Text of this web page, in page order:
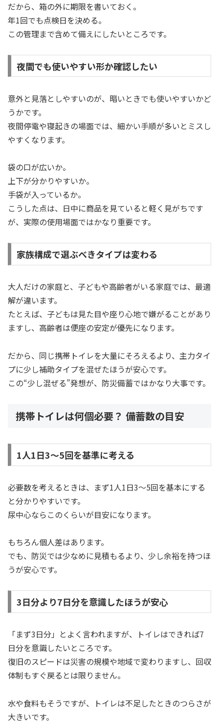
だから、箱の外に期限を書いておく。
年1回でも点検日を決める。
この管理まで含めて備えにしたいところです。
夜間でも使いやすい形か確認したい
意外と見落としやすいのが、暗いときでも使いやすいかど
うかです。
夜間停電や寝起きの場面では、細かい手順が多いとミスし
やすくなります。
袋の口が広いか。
上下が分かりやすいか。
手袋が入っているか。
こうした点は、日中に商品を見ていると軽く見がちです
が、実際の使用場面ではかなり重要です。
家族構成で選ぶべきタイプは変わる
大人だけの家庭と、子どもや高齢者がいる家庭では、最適
解が違います。
たとえば、子どもは見た目や座り心地で嫌がることがあり
ますし、高齢者は便座の安定が優先になります。
だから、同じ携帯トイレを大量にそろえるより、主力タイ
プに少し補助タイプを混ぜたほうが安心です。
この“少し混ぜる”発想が、防災備蓄ではかなり大事です。
携帯トイレは何個必要？ 備蓄数の目安
1人1日3〜5回を基準に考える
必要数を考えるときは、まず1人1日3〜5回を基本にする
と分かりやすいです。
尿中心ならこのくらいが目安になります。
もちろん個人差はあります。
でも、防災では少なめに見積もるより、少し余裕を持つほ
うが安心です。
3日分より7日分を意識したほうが安心
「まず3日分」とよく言われますが、トイレはできれば7
日分を意識したいところです。
復旧のスピードは災害の規模や地域で変わりますし、回収
体制もすぐ戻るとは限りません。
水や食料もそうですが、トイレは不足したときのつらさが
大きいです。